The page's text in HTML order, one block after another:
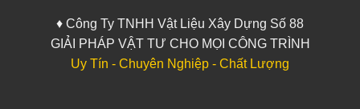
♦ Công Ty TNHH Vật Liệu Xây Dựng Số 88
GIẢI PHÁP VẬT TƯ CHO MỌI CÔNG TRÌNH
Uy Tín - Chuyên Nghiệp - Chất Lượng